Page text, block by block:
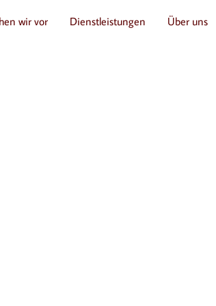
wir vor Dienstleistungen Über uns